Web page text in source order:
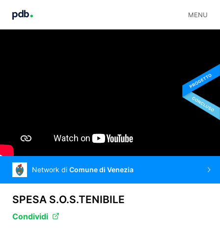
MENU
Network di Comune di Venezia
SPESA S.O.S.TENIBILE
Condividi